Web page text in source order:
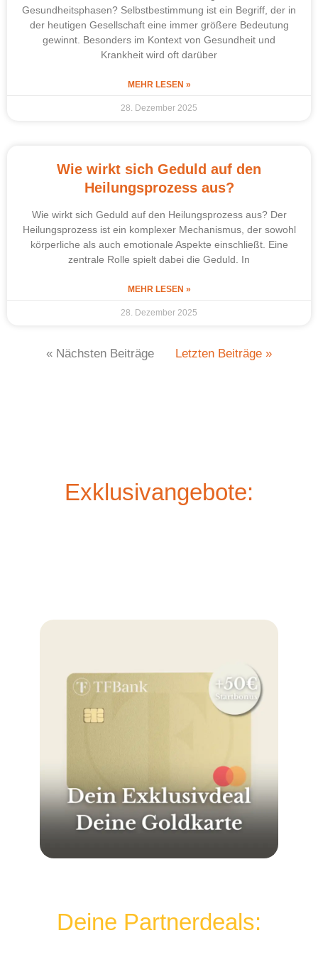
Gesundheitsphasen? Selbstbestimmung ist ein Begriff, der in
der heutigen Gesellschaft eine immer größere Bedeutung
gewinnt. Besonders im Kontext von Gesundheit und
Krankheit wird oft darüber
MEHR LESEN »
28. Dezember 2025
Wie wirkt sich Geduld auf den
Heilungsprozess aus?
Wie wirkt sich Geduld auf den Heilungsprozess aus? Der
Heilungsprozess ist ein komplexer Mechanismus, der sowohl
körperliche als auch emotionale Aspekte einschließt. Eine
zentrale Rolle spielt dabei die Geduld. In
MEHR LESEN »
28. Dezember 2025
« Nächsten Beiträge Letzten Beiträge »
Exklusivangebote:
Deine Partnerdeals: